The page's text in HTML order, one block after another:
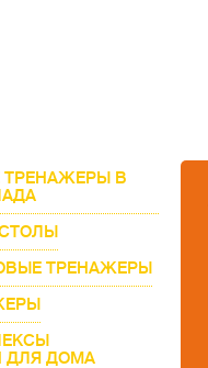
ТРЕНАЖЕРЫ В
ТРЕНАЖЕРЫ
ДЛЯ ДОМА